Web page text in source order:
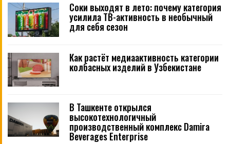
Соки выходят в лето: почему категория
усилила ТВ-активность в необычный
для себя сезон
Как растёт медиаактивность категории
колбасных изделий в Узбекистане
В Ташкенте открылся
высокотехнологичный
производственный комплекс Damira
Beverages Enterprise